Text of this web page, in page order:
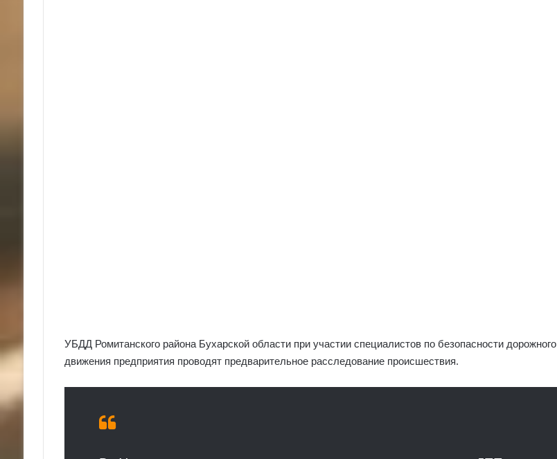
УБДД Ромитанского района Бухарской области при участии специалистов по безопасности дорожного
движения предприятия проводят предварительное расследование происшествия.